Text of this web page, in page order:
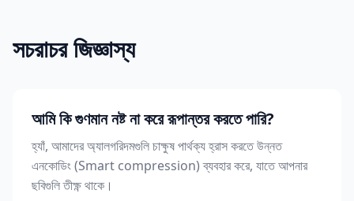
সচরাচর জিজ্ঞাস্য
আমি কি গুণমান নষ্ট না করে রূপান্তর করতে পারি?
হ্যাঁ, আমাদের অ্যালগরিদমগুলি চাক্ষুষ পার্থক্য হ্রাস করতে উন্নত
এনকোডিং (Smart compression) ব্যবহার করে, যাতে আপনার
ছবিগুলি তীক্ষ্ণ থাকে।